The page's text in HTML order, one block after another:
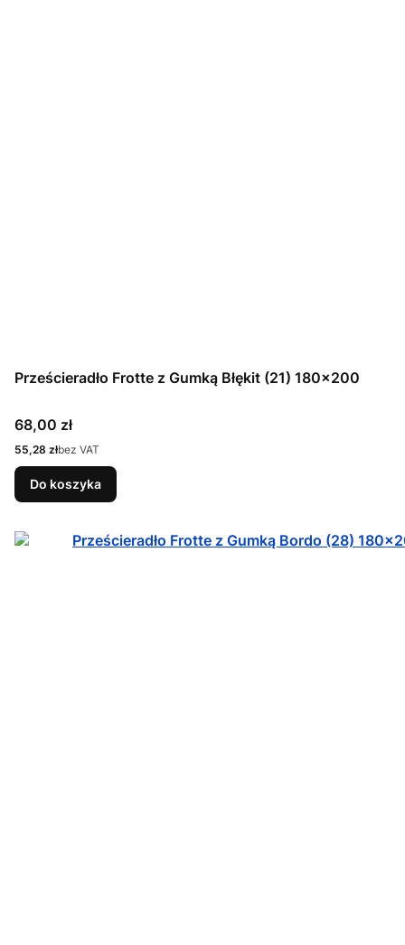
Prześcieradło Frotte z Gumką Błękit (21) 180x200
Cena
68,00 zł
Cena
55,28 złbez VAT
Do koszyka